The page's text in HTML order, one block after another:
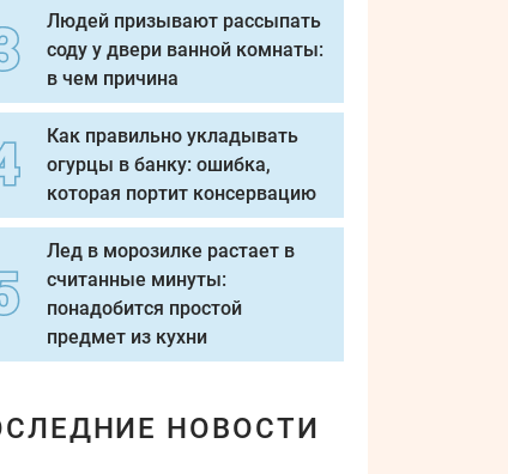
Людей призывают рассыпать
соду у двери ванной комнаты:
в чем причина
Как правильно укладывать
огурцы в банку: ошибка,
которая портит консервацию
Лед в морозилке растает в
считанные минуты:
понадобится простой
предмет из кухни
НОВОСТИ